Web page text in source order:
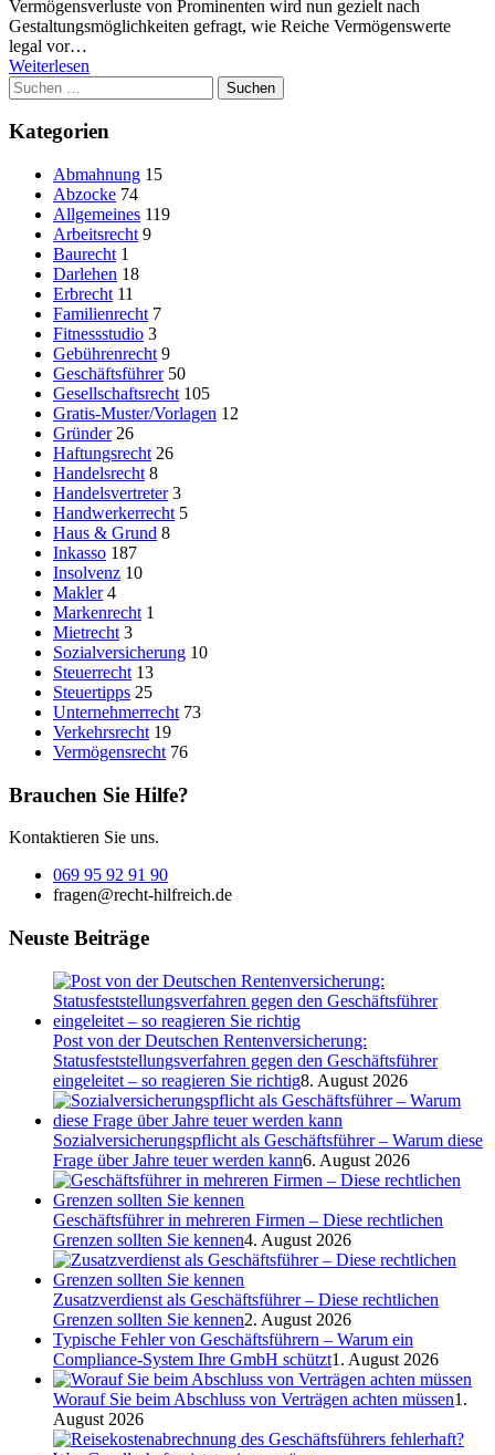
Vermögensverluste von Prominenten wird nun gezielt nach
Gestaltungsmöglichkeiten gefragt, wie Reiche Vermögenswerte
legal vor…
Weiterlesen
Suchen
nach:
Kategorien
Abmahnung 15
Abzocke 74
Allgemeines 119
Arbeitsrecht 9
Baurecht 1
Darlehen 18
Erbrecht 11
Familienrecht 7
Fitnessstudio 3
Gebührenrecht 9
Geschäftsführer 50
Gesellschaftsrecht 105
Gratis-Muster/Vorlagen 12
Gründer 26
Haftungsrecht 26
Handelsrecht 8
Handelsvertreter 3
Handwerkerrecht 5
Haus & Grund 8
Inkasso 187
Insolvenz 10
Makler 4
Markenrecht 1
Mietrecht 3
Sozialversicherung 10
Steuerrecht 13
Steuertipps 25
Unternehmerrecht 73
Verkehrsrecht 19
Vermögensrecht 76
Brauchen Sie Hilfe?
Kontaktieren Sie uns.
069 95 92 91 90
fragen@recht-hilfreich.de
Neuste Beiträge
Post von der Deutschen Rentenversicherung:
Statusfeststellungsverfahren gegen den Geschäftsführer
eingeleitet – so reagieren Sie richtig8. August 2026
Sozialversicherungspflicht als Geschäftsführer – Warum diese
Frage über Jahre teuer werden kann6. August 2026
Geschäftsführer in mehreren Firmen – Diese rechtlichen
Grenzen sollten Sie kennen4. August 2026
Zusatzverdienst als Geschäftsführer – Diese rechtlichen
Grenzen sollten Sie kennen2. August 2026
Typische Fehler von Geschäftsführern – Warum ein
Compliance-System Ihre GmbH schützt1. August 2026
Worauf Sie beim Abschluss von Verträgen achten müssen1.
August 2026